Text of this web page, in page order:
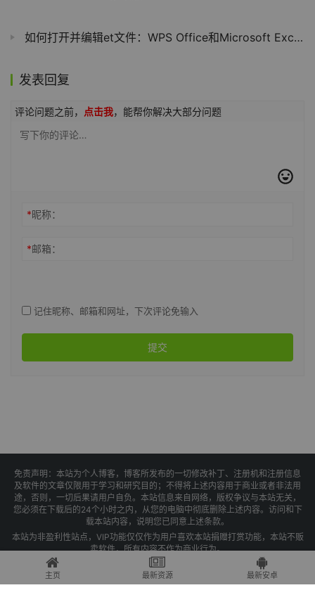
如何打开并编辑et文件：WPS Office和Microsoft Excel两种方法详解
发表回复
评论问题之前， 点击我，能帮你解决大部分问题
*昵称：
*邮箱：
记住昵称、邮箱和网址，下次评论免输入
提交
免责声明：本站为个人博客，博客所发布的一切修改补丁、注册机和注册信息
及软件的文章仅限用于学习和研究目的；不得将上述内容用于商业或者非法用
途，否则，一切后果请用户自负。本站信息来自网络，版权争议与本站无关，
您必须在下载后的24个小时之内，从您的电脑中彻底删除上述内容。访问和下
载本站内容，说明您已同意上述条款。
本站为非盈利性站点，VIP功能仅仅作为用户喜欢本站捐赠打赏功能，本站不贩
卖软件，所有内容不作为商业行为。
Copyright © 2025 果核剥壳 - 琼ICP备2021004479号-1
主页 最新资源 最新安卓